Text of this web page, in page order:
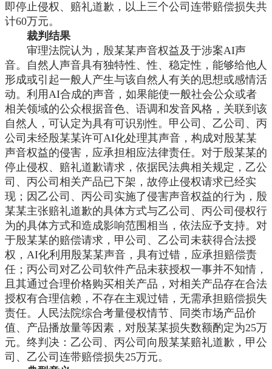
即停止侵权、赔礼道歉，以上三个公司连带赔偿损失共
计60万元。
裁判结果
审理法院认为，殷某某声音权益及于涉案AI声
音。自然人声音具有独特性、性、稳定性，能够给他人
形成或引起一般人产生与该自然人有关的思想或感情活
动。利用AI合成的声音，如果能使一般社会公众或者
相关领域的公众根据音色、语调和发音风格，关联到该
自然人，可认定为具有可识别性。甲公司、乙公司、丙
公司未经殷某某许可AI化处理其声音，构成对殷某某
声音权益的侵害，应承担相应法律责任。对于殷某某的
停止侵权、赔礼道歉请求，依据民法典相关规定，乙公
司、丙公司相关产品已下架，故停止侵权请求已经实
现；因乙公司、丙公司实施了侵害声音权益的行为，殷
某某主张赔礼道歉的具体方式与乙公司、丙公司侵权行
为的具体方式和造成影响范围相当，依法应予支持。对
于殷某某的赔偿请求，甲公司、乙公司未获得合法授
权，AI化利用殷某某声音，具有过错，应承担赔偿责
任；丙公司对乙公司软件产品未获授权一事并不知情，
且其通过合理价格购买相关产品，对相关产品存在合法
授权有合理信赖，不存在主观过错，无需承担赔偿损失
责任。人民法院综合考量侵权情节、同类市场产品价
值、产品播放量等因素，对殷某某损失数额酌定为25万
元。终判决：乙公司、丙公司向殷某某赔礼道歉，甲公
司、乙公司连带赔偿损失25万元。